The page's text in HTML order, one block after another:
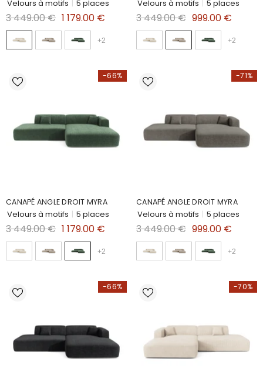
Velours à motifs | 5 places
3 449.00 € 1 179.00 €
+2
Velours à motifs | 5 places
3 449.00 € 999.00 €
+2
-66%
CANAPÉ ANGLE DROIT MYRA
Velours à motifs | 5 places
3 449.00 € 1 179.00 €
+2
-71%
CANAPÉ ANGLE DROIT MYRA
Velours à motifs | 5 places
3 449.00 € 999.00 €
+2
-66% -70%